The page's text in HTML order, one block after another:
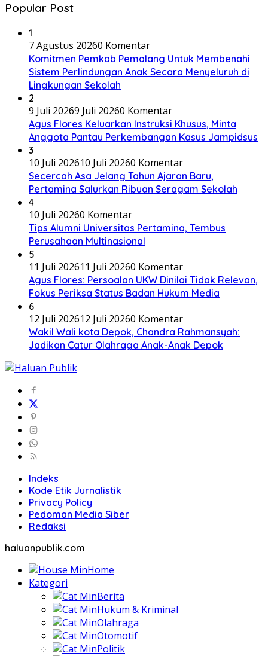
Popular Post
1
7 Agustus 20260 Komentar
Komitmen Pemkab Pemalang Untuk Membenahi
Sistem Perlindungan Anak Secara Menyeluruh di
Lingkungan Sekolah
2
9 Juli 20269 Juli 20260 Komentar
Agus Flores Keluarkan Instruksi Khusus, Minta
Anggota Pantau Perkembangan Kasus Jampidsus
3
10 Juli 202610 Juli 20260 Komentar
Secercah Asa Jelang Tahun Ajaran Baru,
Pertamina Salurkan Ribuan Seragam Sekolah
4
10 Juli 20260 Komentar
Tips Alumni Universitas Pertamina, Tembus
Perusahaan Multinasional
5
11 Juli 202611 Juli 20260 Komentar
Agus Flores: Persoalan UKW Dinilai Tidak Relevan,
Fokus Periksa Status Badan Hukum Media
6
12 Juli 202612 Juli 20260 Komentar
Wakil Wali kota Depok, Chandra Rahmansyah:
Jadikan Catur Olahraga Anak-Anak Depok
Indeks
Kode Etik Jurnalistik
Privacy Policy
Pedoman Media Siber
Redaksi
haluanpublik.com
Home
Kategori
Berita
Hukum & Kriminal
Olahraga
Otomotif
Politik